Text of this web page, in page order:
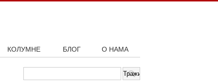
КОЛУМНЕ БЛОГ О НАМА